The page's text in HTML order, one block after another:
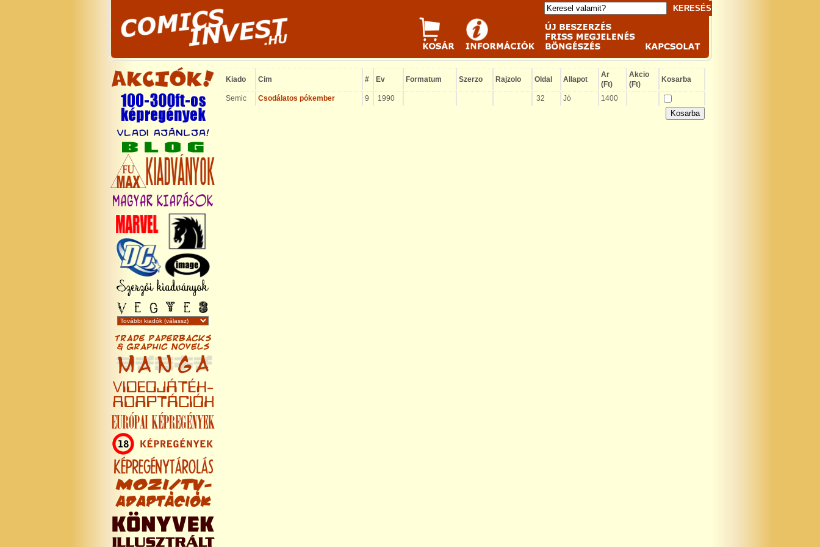
Kiado Cim # Ev Formatum Szerzo Rajzolo Oldal Allapot
Ar
(Ft)
Akcio
(Ft)
Kosarba
Semic Csodálatos pókember 9 1990 32 Jó 1400